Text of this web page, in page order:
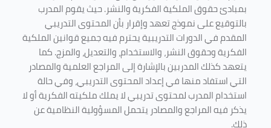
بمبادئ حقوق الملكية الفكرية والنشر. حيث يقوم المدرب
بالتوقيع على نموذج تعهد وإقرار بأن المحتوى التدريبي
المقدم في الدورات التدريبية يحترم فيه جميع قوانين الملكية
الفكرية وحقوق النشر، والاستخدام، والتعديل، والمزج. كما
يتعهد كذلك المدربين بالإشارة إلى المراجع العلمية والمصادر
التي استفاد منها في إعداد المحتوى التدريبي، وفي حالة
استخدام المدرب لمحتوى تدريبي لا يملك ملكيته الفكرية أو لا
يذكر فيه المراجع والمصادر يتحمل المسؤولية النظامية عن
ذلك.